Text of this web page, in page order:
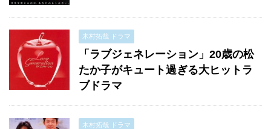
木村拓哉 ドラマ
「ラブジェネレーション」20歳の松
たか子がキュート過ぎる大ヒットラ
ブドラマ
木村拓哉 ドラマ